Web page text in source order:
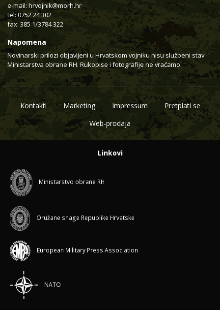
e-mail: hrvojnik@morh.hr
tel: 0752 24 302
fax: 385 1/3784 322
Napomena
Novinarski prilozi objavljeni u Hrvatskom vojniku nisu službeni stav
Ministarstva obrane RH. Rukopise i fotografije ne vraćamo.
Kontakti Marketing Impressum
Pretplati se
Web-prodaja
Linkovi
Ministarstvo obrane RH
Oružane snage Republike Hrvatske
European Military Press Association
NATO